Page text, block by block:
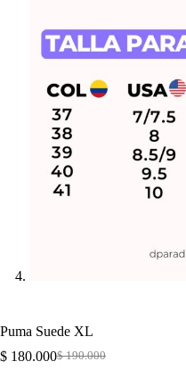
Puma Suede XL
$190.000
Original
$ 180.000Current